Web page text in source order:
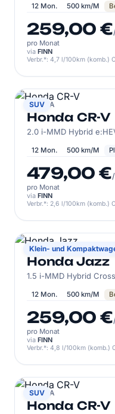
12 Mon. 500 km/M
259,00 €
pro Monat
via FINN
Verbr.*: 4,7 l/100km (komb.)
SUV
HONDA
Honda CR-V
2.0 i-MMD Hybrid
12 Mon. 500 km/M
479,00 €
pro Monat
via FINN
Verbr.*: 2,6 l/100km (komb.)
Klein- und
HONDA
Honda Jazz
1.5 i-MMD Hybrid
12 Mon. 500 km/M
259,00 €
pro Monat
via FINN
Verbr.*: 4,8 l/100km (komb.)
SUV
HONDA
Honda CR-V